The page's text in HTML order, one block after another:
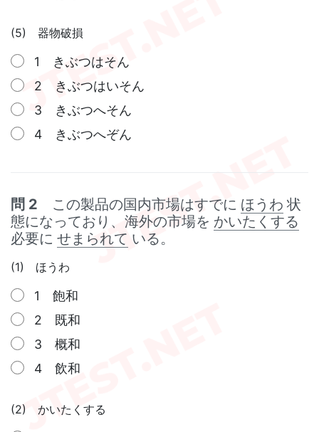
(5) 器物破損
1 きぶつはそん
2 きぶつはいそん
3 きぶつへそん
4 きぶつへぞん
問 2 この製品の国内市場はすでに ほうわ 状
態になっており、海外の市場を かいたくする
必要に せまられて いる。
(1) ほうわ
1 飽和
2 既和
3 概和
4 飲和
(2) かいたくする